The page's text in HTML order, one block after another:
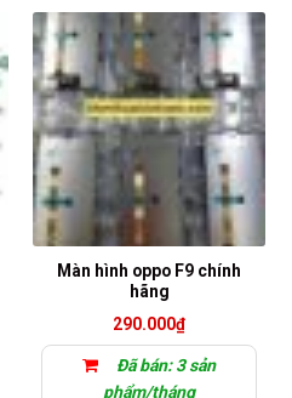
Màn hình oppo F9 chính
hãng
290.000₫
Đã bán: 3 sản
phẩm/tháng